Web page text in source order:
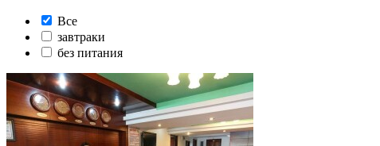
Все
завтраки
без питания